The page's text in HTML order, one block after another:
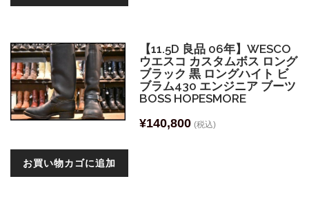
【11.5D 良品 06年】WESCO
ウエスコ カスタムボス ロング
ブラック 黒 ロングハイト ビ
ブラム430 エンジニア ブーツ
BOSS HOPESMORE
¥140,800 (税込)
お買い物カゴに追加